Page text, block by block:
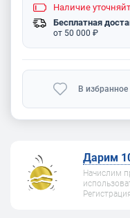
Наличие
Бесплатная
от 50 000 ₽
В избранное
Дарим
Начислим